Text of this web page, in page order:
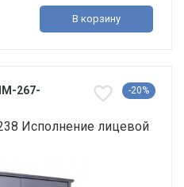
В корзину
267-
-20%
Исполнение лицевой